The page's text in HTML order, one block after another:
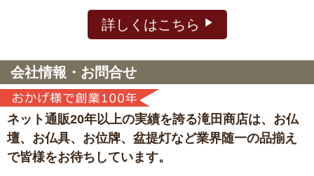
詳しくはこちら
会社情報・お問合せ
ネット通販20年以上の実績を誇る滝田商店は、 お仏
壇、お仏具、お位牌、盆提灯など業界随一の品揃え
で皆様をお待ちしています。